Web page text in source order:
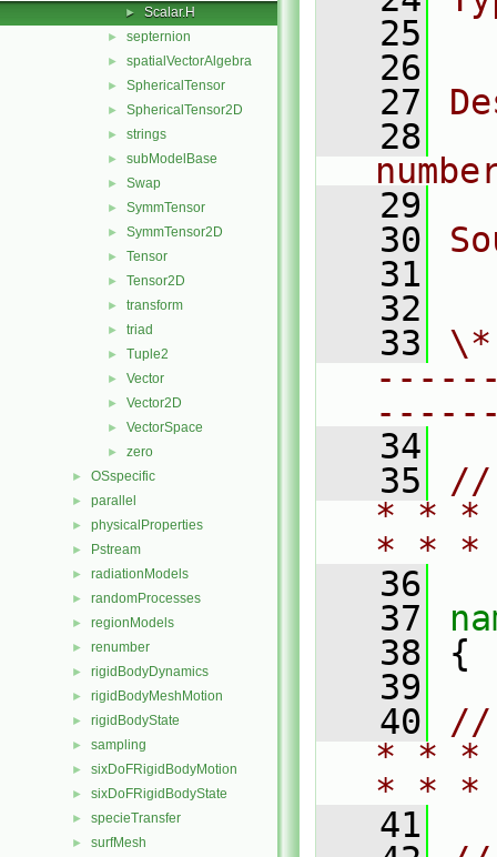
► Scalar.H
► septernion
► spatialVectorAlgebra
► SphericalTensor
► SphericalTensor2D
► strings
► subModelBase
► Swap
► SymmTensor
► SymmTensor2D
► Tensor
► Tensor2D
► transform
► triad
► Tuple2
► Vector
► Vector2D
► VectorSpace
► zero
► OSspecific
► parallel
► physicalProperties
► Pstream
► radiationModels
► randomProcesses
► regionModels
► renumber
► rigidBodyDynamics
► rigidBodyMeshMotion
► rigidBodyState
► sampling
► sixDoFRigidBodyMotion
► sixDoFRigidBodyState
► specieTransfer
► surfMesh
   25
   26
   27
   28
   29
   30
   31
   32
   33
   34
   35
//
* * *
* *
   36
   37
   38
{
   39
   40
//
* * *
* *
   41